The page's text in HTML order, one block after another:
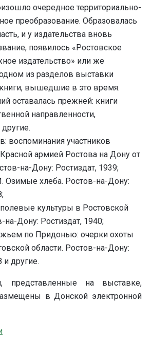
очередное территориально-
преобразование. Образовалась
и у издательства вновь
появилось «Ростовское
издательство» или же
из разделов выставки
вышедшие в это время.
оставалась прежней: книги
направленности,
воспоминания участников
армией Ростова на Дону от
на-Дону: Ростиздат, 1939;
Озимые хлеба. Ростов-на-Дону:
культуры в Ростовской
на-Дону: Ростиздат, 1940;
по Придонью: очерки охоты
области. Ростов-на-Дону:
и другие.
представленные на выставке,
в Донской электронной